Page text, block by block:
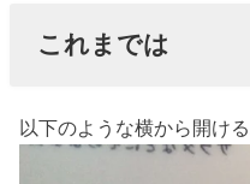
これまでは
以下のような横から開け